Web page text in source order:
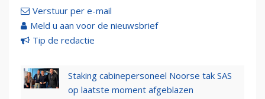
Verstuur per e-mail
Meld u aan voor de nieuwsbrief
Tip de redactie
Staking cabinepersoneel Noorse tak SAS
op laatste moment afgeblazen